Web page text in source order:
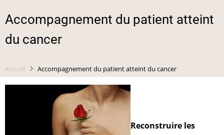
Accompagnement du patient atteint
du cancer
Accueil Accompagnement du patient atteint du cancer
Reconstruire les